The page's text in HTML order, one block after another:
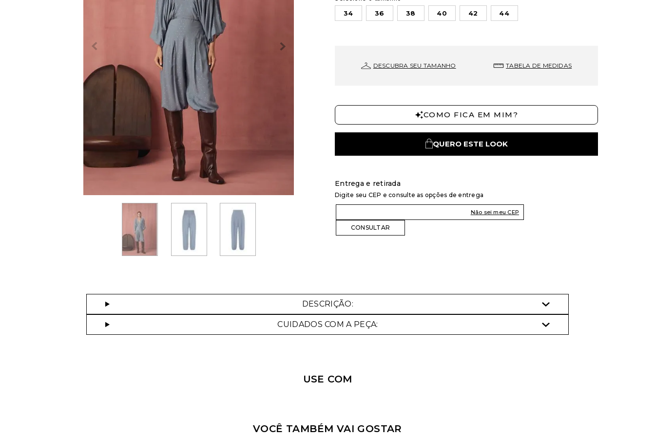
Selecione o tamanho que você deseja:
34 36 38 40 42 44
DESCUBRA SEU TAMANHO TABELA DE MEDIDAS
COMO FICA EM MIM?
QUERO ESTE LOOK
Entrega e retirada
Digite seu CEP e consulte as opções de entrega
Não sei meu CEP
DESCRIÇÃO:
CUIDADOS COM A PEÇA:
USE COM
VOCÊ TAMBÉM VAI GOSTAR